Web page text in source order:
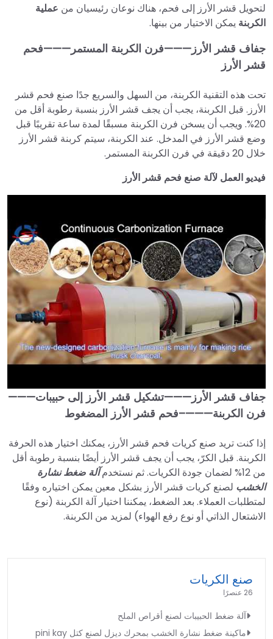
لتحويل قشر الأرز إلى فحم، هناك نوعان رئيسيان من عملية
الكربنة يمكن الاختيار من بينها.
جفاف قشر الأرز———فرن الكربنة المستمر———فحم
قشر الأرز
تحت هذه التقنية الكربنة، من السهل والسريع جدًا صنع فحم قشر
الأرز. قبل الكربنة، يجب أن يجف قشر الأرز بنسبة رطوبة أقل من
20%. ويجب أن يسخن فرن الكربنة مسبقًا لمدة ساعة تقريبًا قبل
وضع قشر الأرز في المدخل. عند الكربنة، سيتم كربنة قشر الأرز
خلال 20 دقيقة في فرن الكربنة المستمر.
فيديو العمل لآلة صنع فحم قشر الأرز
►
جفاف قشر الأرز———تشكيل قشر الأرز إلى حبيبات———
فرن الكربنة———–فحم قشر الأرز المضغوط
إذا كنت تريد صنع كريات فحم قشر الأرز، يمكنك اختيار هذه الحرفة
الكربنة. قبل الكرّ، يجب أن يجف قشر الأرز أيضًا بنسبة رطوبة أقل
من 12% لضمان جودة الكريات. ثم نستخدم
آلة ضغط نشارة
الخشب لصنع كريات قشر الأرز بشكل معين يمكن اختياره وفقًا
لمتطلبات العملاء. بعد الضغط، يمكننا اختيار آلة الكربنة (نوع
الاشتعال الذاتي أو نوع رفع الهواء) لمزيد من الكربنة.
صنع الكريات
26 عنصرًا
آلة ضغط الحبيبات لصنع أقراص الملح
ماكينة ضغط نشارة الخشب بمحرك ديزل لصنع كتل pini kay